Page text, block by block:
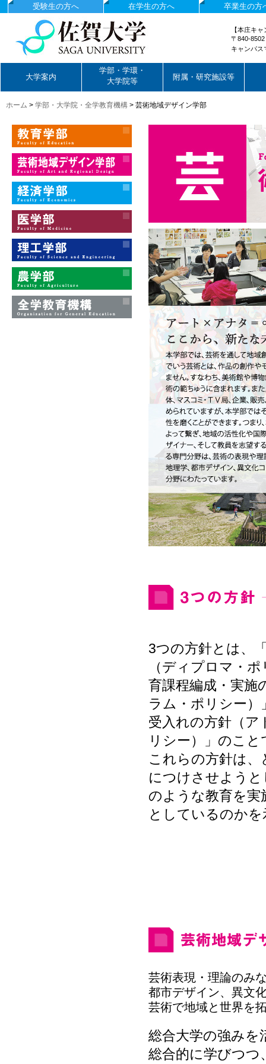
卒業生の方
在学生の方へ
受験生の方へ
国立大学法人佐賀大学
【本庄キ
〒840-
キャンパ
大学案内
学部・学環・
大学院等
附属・研究施設等
ホーム > 学部・大学院・全学教育機構 > 芸術地域デザイン学部
教育学部
芸術地域デザイン学部
経済学部
医学部
理工学部
農学部
3つの方針とは、
（ディプロマ・
育課程編成・実施
ラム・ポリシー）
受入れの方針（
リシー）」のこと
これらの方針は
につけさせよう
のような教育を
としているのか
芸術表現・理論のみ
都市デザイン、異文
芸術で地域と世界を
総合大学の強みを
総合的に学びつつ